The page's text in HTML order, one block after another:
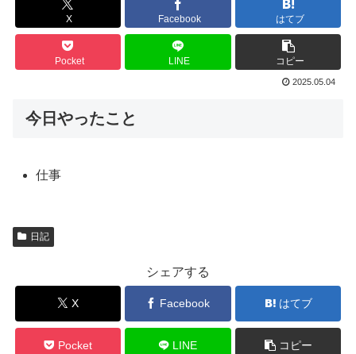
X Facebook はてブ
Pocket LINE コピー
2025.05.04
今日やったこと
仕事
日記
シェアする
X Facebook はてブ
Pocket LINE コピー